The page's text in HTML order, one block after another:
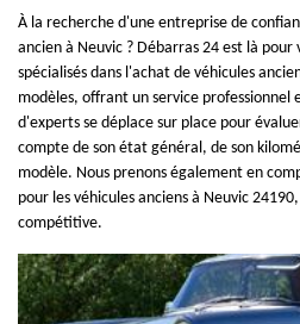
À la recherche d'une entreprise de
ancien à Neuvic ? Débarras 24 est là pour
spécialisés dans l'achat de véhicules
modèles, offrant un service
d'experts se déplace sur place pour
compte de son état général, de son
modèle. Nous prenons également en
pour les véhicules anciens à Neuvic
compétitive.